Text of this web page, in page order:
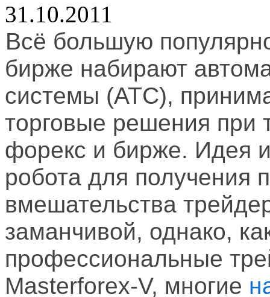
31.10.2011
Всё большую
бирже набирают
системы (АТС),
торговые решения при
форекс и бирже. Идея
робота для получения
вмешательства
заманчивой, однако,
профессиональные
Masterforex-V, многие